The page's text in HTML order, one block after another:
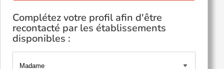
Complétez votre profil afin d'être
recontacté par les établissements
disponibles :